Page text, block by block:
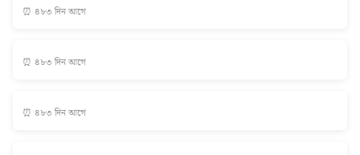
⏰ ৪৮৩ দিন আগে
⏰ ৪৮৩ দিন আগে
⏰ ৪৮৩ দিন আগে